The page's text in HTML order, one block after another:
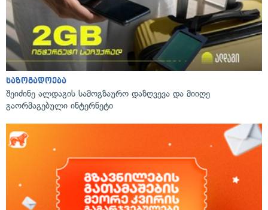
საზოგადოება
შეიძინე ალდაგის სამოგზაურო დაზღვევა და მიიღე
გაორმაგებული ინტერნეტი